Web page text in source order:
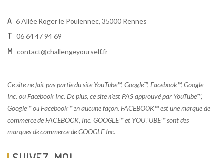
A 6 Allée Roger le Poulennec, 35000 Rennes
T 06 64 47 94 69
M contact@challengeyourself.fr
Ce site ne fait pas partie du site YouTube™, Google™, Facebook™, Google
Inc. ou Facebook Inc. De plus, ce site n’est PAS approuvé par YouTube™,
Google™ ou Facebook™ en aucune façon. FACEBOOK™ est une marque de
commerce de FACEBOOK, Inc. GOOGLE™ et YOUTUBE™ sont des
marques de commerce de GOOGLE Inc.